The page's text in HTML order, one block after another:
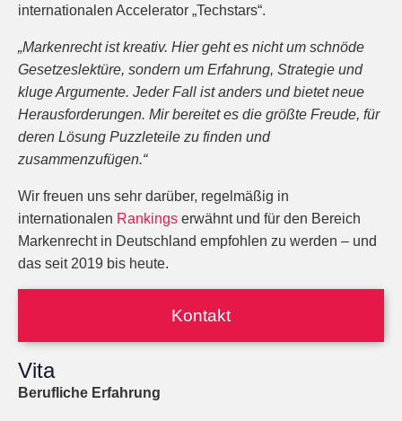
internationalen Accelerator „Techstars“.
„Markenrecht ist kreativ. Hier geht es nicht um schnöde
Gesetzeslektüre, sondern um Erfahrung, Strategie und
kluge Argumente. Jeder Fall ist anders und bietet neue
Herausforderungen. Mir bereitet es die größte Freude, für
deren Lösung Puzzleteile zu finden und
zusammenzufügen.“
Wir freuen uns sehr darüber, regelmäßig in
internationalen Rankings erwähnt und für den Bereich
Markenrecht in Deutschland empfohlen zu werden – und
das seit 2019 bis heute.
Kontakt
Vita
Berufliche Erfahrung